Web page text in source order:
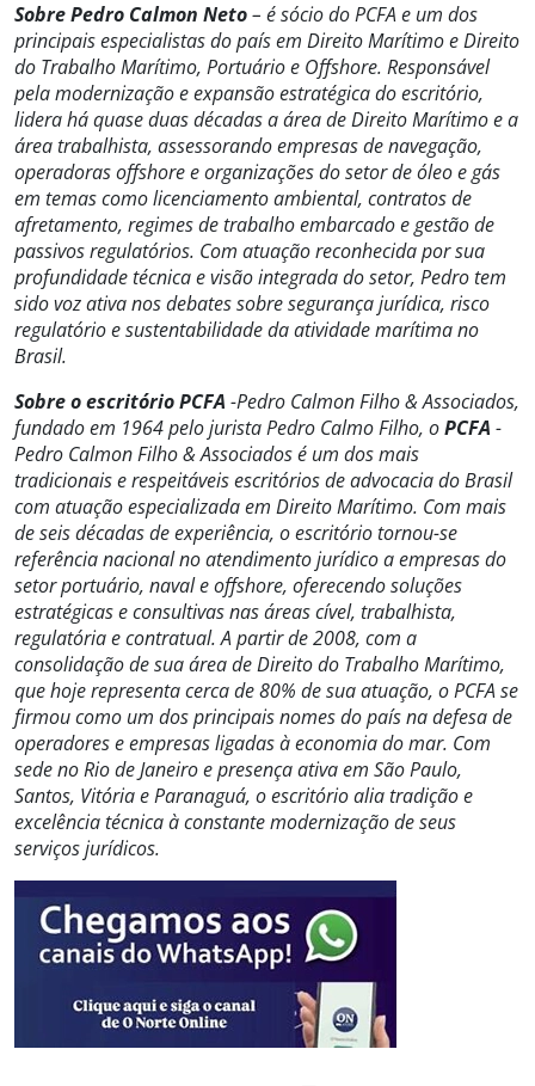
Sobre Pedro Calmon Neto– é sócio do PCFA e um dos
principais especialistas do país em Direito Marítimo e Direito
do Trabalho Marítimo, Portuário e Offshore. Responsável
pela modernização e expansão estratégica do escritório,
lidera há quase duas décadas a área de Direito Marítimo e a
área trabalhista, assessorando empresas de navegação,
operadoras offshore e organizações do setor de óleo e gás
em temas como licenciamento ambiental, contratos de
afretamento, regimes de trabalho embarcado e gestão de
passivos regulatórios. Com atuação reconhecida por sua
profundidade técnica e visão integrada do setor, Pedro tem
sido voz ativa nos debates sobre segurança jurídica, risco
regulatório e sustentabilidade da atividade marítima no
Brasil.
Sobre o escritório PCFA -Pedro Calmon Filho & Associados,
fundado em 1964 pelo jurista Pedro Calmo Filho, oPCFA -
Pedro Calmon Filho & Associados é um dos mais
tradicionais e respeitáveis escritórios de advocacia do Brasil
com atuação especializada em Direito Marítimo. Com mais
de seis décadas de experiência, o escritório tornou-se
referência nacional no atendimento jurídico a empresas do
setor portuário, naval e offshore, oferecendo soluções
estratégicas e consultivas nas áreas cível, trabalhista,
regulatória e contratual. A partir de 2008, com a
consolidação de sua área de Direito do Trabalho Marítimo,
que hoje representa cerca de 80% de sua atuação, o PCFA se
firmou como um dos principais nomes do país na defesa de
operadores e empresas ligadas à economia do mar. Com
sede no Rio de Janeiro e presença ativa em São Paulo,
Santos, Vitória e Paranaguá, o escritório alia tradição e
excelência técnica à constante modernização de seus
serviços jurídicos.